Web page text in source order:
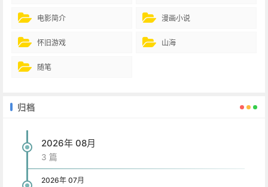
电影简介 漫画小说
怀旧游戏 山海
随笔
归档
2026年 08月
3 篇
2026年 07月